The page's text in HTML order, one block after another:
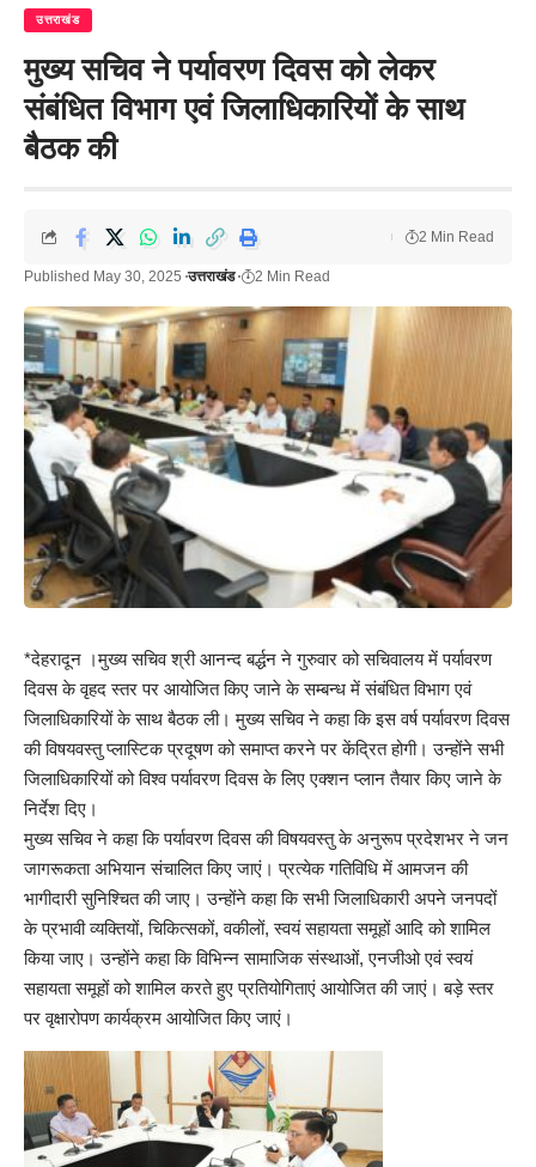
उत्तराखंड
मुख्य सचिव ने पर्यावरण दिवस को लेकर
संबंधित विभाग एवं जिलाधिकारियों के साथ
बैठक की
Published May 30, 2025 उत्तराखंड 2 Min Read
2 Min Read
*देहरादून ।मुख्य सचिव श्री आनन्द बर्द्धन ने गुरुवार को सचिवालय में पर्यावरण
दिवस के वृहद स्तर पर आयोजित किए जाने के सम्बन्ध में संबंधित विभाग एवं
जिलाधिकारियों के साथ बैठक ली। मुख्य सचिव ने कहा कि इस वर्ष पर्यावरण दिवस
की विषयवस्तु प्लास्टिक प्रदूषण को समाप्त करने पर केंद्रित होगी। उन्होंने सभी
जिलाधिकारियों को विश्व पर्यावरण दिवस के लिए एक्शन प्लान तैयार किए जाने के
निर्देश दिए।
मुख्य सचिव ने कहा कि पर्यावरण दिवस की विषयवस्तु के अनुरूप प्रदेशभर ने जन
जागरूकता अभियान संचालित किए जाएं। प्रत्येक गतिविधि में आमजन की
भागीदारी सुनिश्चित की जाए। उन्होंने कहा कि सभी जिलाधिकारी अपने जनपदों
के प्रभावी व्यक्तियों, चिकित्सकों, वकीलों, स्वयं सहायता समूहों आदि को शामिल
किया जाए। उन्होंने कहा कि विभिन्न सामाजिक संस्थाओं, एनजीओ एवं स्वयं
सहायता समूहों को शामिल करते हुए प्रतियोगिताएं आयोजित की जाएं। बड़े स्तर
पर वृक्षारोपण कार्यक्रम आयोजित किए जाएं।